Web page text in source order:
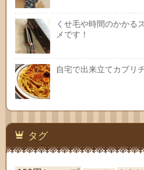
くせ毛や時間のかかる
メです！
自宅で出来立てカプリ
タグ